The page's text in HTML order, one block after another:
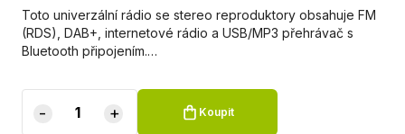
Toto univerzální rádio se stereo reproduktory obsahuje FM
(RDS), DAB+, internetové rádio a USB/MP3 přehrávač s
Bluetooth připojením.…
- + Koupit